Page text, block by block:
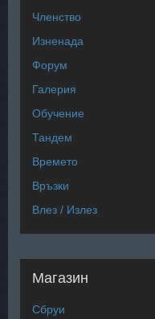
Членство
Изненада
Форум
Галерия
Обучение
Тандем
Времето
Връзки
Влез / Излез
Магазин
Сбруи